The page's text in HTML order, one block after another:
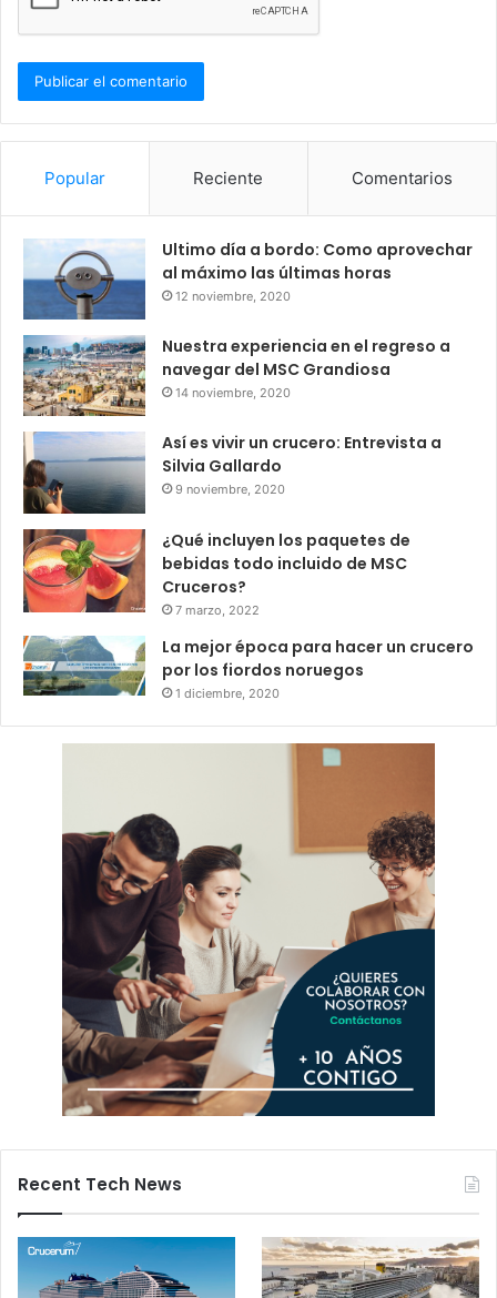
Popular Reciente Comentarios
Ultimo día a bordo: Como aprovechar
al máximo las últimas horas
12 noviembre, 2020
Nuestra experiencia en el regreso a
navegar del MSC Grandiosa
14 noviembre, 2020
Así es vivir un crucero: Entrevista a
Silvia Gallardo
9 noviembre, 2020
¿Qué incluyen los paquetes de
bebidas todo incluido de MSC
Cruceros?
7 marzo, 2022
La mejor época para hacer un crucero
por los fiordos noruegos
1 diciembre, 2020
Recent Tech News